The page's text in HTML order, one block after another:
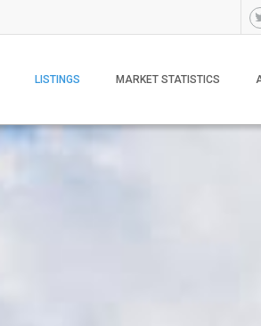
LISTINGS MARKET STATISTICS